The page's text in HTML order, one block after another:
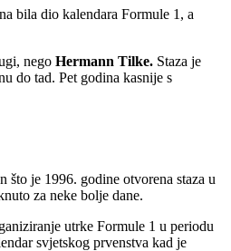
bila dio kalendara Formule 1, a
nego Hermann Tilke. Staza je
do tad. Pet godina kasnije s
što je 1996. godine otvorena staza u
za neke bolje dane.
utrke Formule 1 u periodu
svjetskog prvenstva kad je